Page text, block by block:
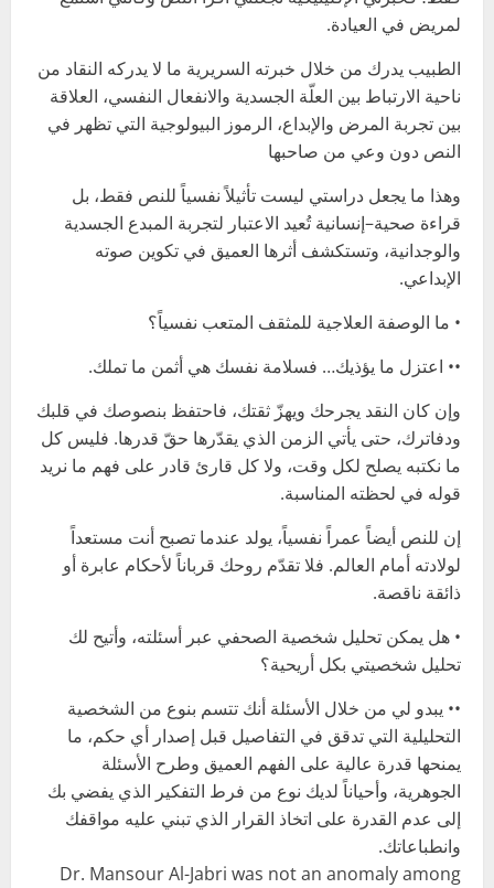
لمريض في العيادة.
الطبيب يدرك من خلال خبرته السريرية ما لا يدركه النقاد من
ناحية الارتباط بين العلّة الجسدية والانفعال النفسي، العلاقة
بين تجربة المرض والإبداع، الرموز البيولوجية التي تظهر في
النص دون وعي من صاحبها
وهذا ما يجعل دراستي ليست تأثيلاً نفسياً للنص فقط، بل
قراءة صحية–إنسانية تُعيد الاعتبار لتجربة المبدع الجسدية
والوجدانية، وتستكشف أثرها العميق في تكوين صوته
الإبداعي.
• ما الوصفة العلاجية للمثقف المتعب نفسياً؟
•• اعتزل ما يؤذيك… فسلامة نفسك هي أثمن ما تملك.
وإن كان النقد يجرحك ويهزّ ثقتك، فاحتفظ بنصوصك في قلبك
ودفاترك، حتى يأتي الزمن الذي يقدّرها حقّ قدرها. فليس كل
ما نكتبه يصلح لكل وقت، ولا كل قارئ قادر على فهم ما نريد
قوله في لحظته المناسبة.
إن للنص أيضاً عمراً نفسياً، يولد عندما تصبح أنت مستعداً
لولادته أمام العالم. فلا تقدّم روحك قرباناً لأحكام عابرة أو
ذائقة ناقصة.
• هل يمكن تحليل شخصية الصحفي عبر أسئلته، وأتيح لك
تحليل شخصيتي بكل أريحية؟
•• يبدو لي من خلال الأسئلة أنك تتسم بنوع من الشخصية
التحليلية التي تدقق في التفاصيل قبل إصدار أي حكم، ما
يمنحها قدرة عالية على الفهم العميق وطرح الأسئلة
الجوهرية، وأحياناً لديك نوع من فرط التفكير الذي يفضي بك
إلى عدم القدرة على اتخاذ القرار الذي تبني عليه مواقفك
وانطباعاتك.
Dr. Mansour Al-Jabri was not an anomaly among